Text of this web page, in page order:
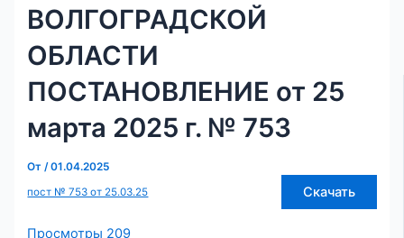
ВОЛГОГРАДСКОЙ
ОБЛАСТИ
ПОСТАНОВЛЕНИЕ от 25
марта 2025 г. № 753
От/01.04.2025
пост № 753 от 25.03.25
Скачать
Просмотры 209